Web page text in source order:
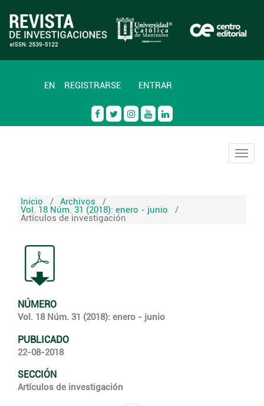
EN REGISTRARSE ENTRAR
Inicio / Archivos /
Vol. 18 Núm. 31 (2018): enero - junio /
Artículos de investigación
NÚMERO
Vol. 18 Núm. 31 (2018): enero - junio
PUBLICADO
22-08-2018
SECCIÓN
Artículos de investigación